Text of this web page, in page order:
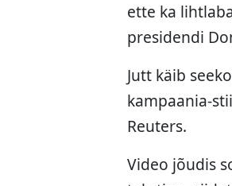
ette ka
presidendi
Jutt käib
kampaania-
Reuters.
Video jõudis